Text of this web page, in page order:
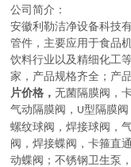
公司简介：
安徽利勒洁净设备科技
管件，主要应用于食品
饮料行业以及精细化工
家， 产品规格齐全；产
片价格 ，无菌隔膜阀 ，
气动隔膜阀， U型隔膜阀
螺纹球阀，焊接球阀，
阀 ，焊接蝶阀，卡箍直
动蝶阀 ；不锈钢卫生泵